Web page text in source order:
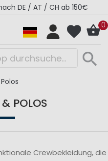
DE / AT / CH ab 150€
0
POLOS
Crewbekleidung, die